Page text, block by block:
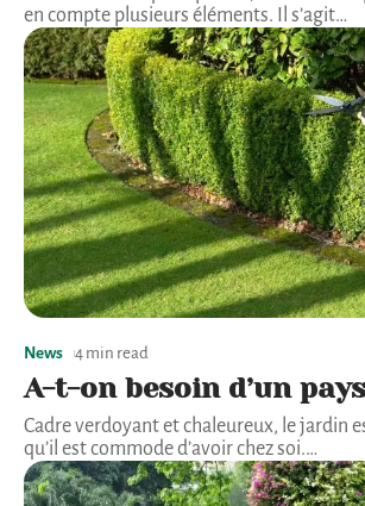
en compte plusieurs éléments. Il s’agit…
News 4 min read
A-t-on besoin d’un
Cadre verdoyant et chaleureux, le jardin
qu’il est commode d’avoir chez soi.…